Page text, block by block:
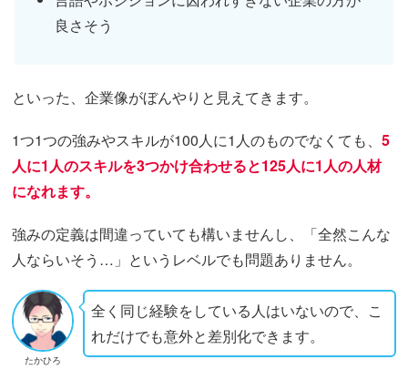
良さそう
といった、企業像がぼんやりと見えてきます。
1つ1つの強みやスキルが100人に1人のものでなくても、5
人に1人のスキルを3つかけ合わせると125人に1人の人材
になれます。
強みの定義は間違っていても構いませんし、「全然こんな
人ならいそう…」というレベルでも問題ありません。
たかひろ
全く同じ経験をしている人はいないので、こ
れだけでも意外と差別化できます。